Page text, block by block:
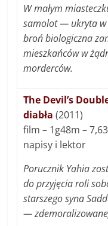
W małym
samolot — ukryta
broń biologiczna
mieszkańców w
morderców.
The Devil’s
diabła (2011)
film – 1g48m –
napisy i lektor
Porucznik Yahia
do przyjęcia roli
starszego syna
—